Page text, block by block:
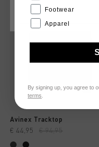
Avinex Tracktop
€ 44,95 € 94,95
CANCEL
Footwear
Apparel
By signing up, you agree to
terms